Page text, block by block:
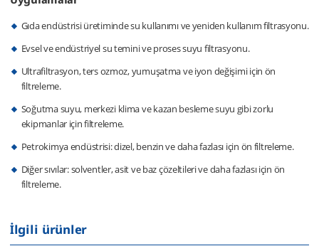
Gıda endüstrisi üretiminde su kullanımı ve yeniden kullanım filtrasyonu.
Evsel ve endüstriyel su temini ve proses suyu filtrasyonu.
Ultrafiltrasyon, ters ozmoz, yumuşatma ve iyon değişimi için ön
filtreleme.
Soğutma suyu, merkezi klima ve kazan besleme suyu gibi zorlu
ekipmanlar için filtreleme.
Petrokimya endüstrisi: dizel, benzin ve daha fazlası için ön filtreleme.
Diğer sıvılar: solventler, asit ve baz çözeltileri ve daha fazlası için ön
filtreleme.
İlgili ürünler